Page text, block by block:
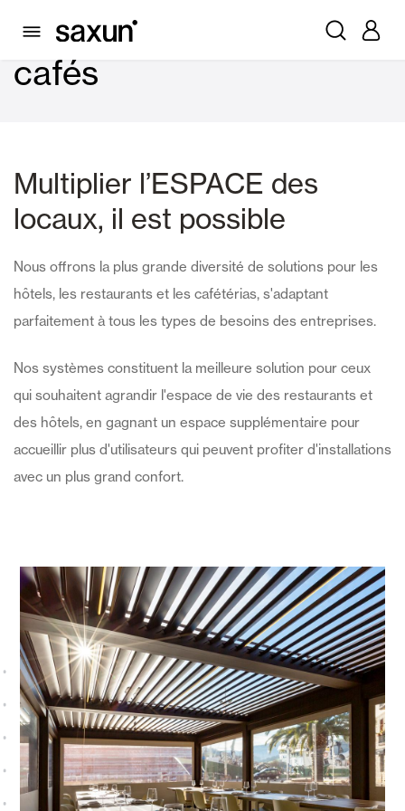
Hôtels, restaurants et
cafés
Multiplier l’ESPACE des
locaux, il est possible
Nous offrons la plus grande diversité de solutions pour les
hôtels, les restaurants et les cafétérias, s'adaptant
parfaitement à tous les types de besoins des entreprises.
Nos systèmes constituent la meilleure solution pour ceux
qui souhaitent agrandir l'espace de vie des restaurants et
des hôtels, en gagnant un espace supplémentaire pour
accueillir plus d'utilisateurs qui peuvent profiter d'installations
avec un plus grand confort.